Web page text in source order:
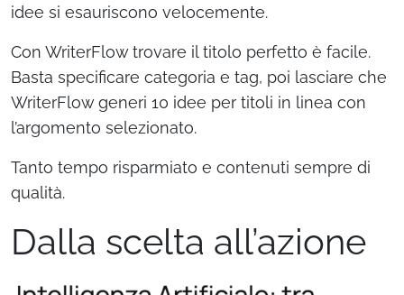
idee si esauriscono velocemente.
Con WriterFlow trovare il titolo perfetto è facile.
Basta specificare categoria e tag, poi lasciare che
WriterFlow generi 10 idee per titoli in linea con
l’argomento selezionato.
Tanto tempo risparmiato e contenuti sempre di
qualità.
Dalla scelta all’azione